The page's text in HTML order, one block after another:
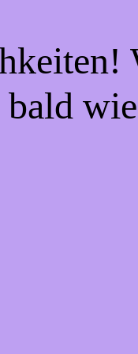
bald